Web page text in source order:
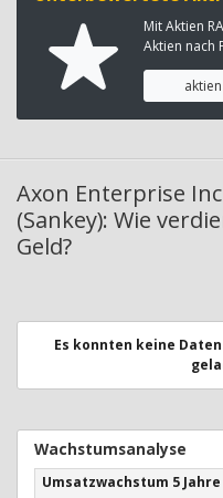
Mit Aktien
Aktien nach
aktien
Axon Enterprise
(Sankey): Wie
Geld?
Es konnten keine
Wachstumsanalyse
Umsatzwachstum 5 Jahre